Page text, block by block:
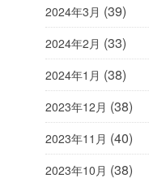
2024年3月 (39)
2024年2月 (33)
2024年1月 (38)
2023年12月 (38)
2023年11月 (40)
2023年10月 (38)